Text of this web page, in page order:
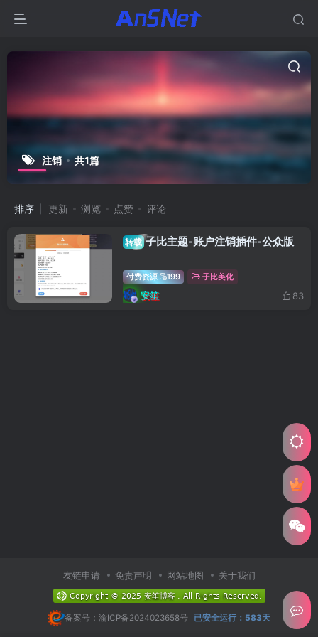
注销 共1篇
排序 更新 浏览 点赞 评论
转载 子比主题-账户注销插件-公众版
付费资源 199 子比美化
安笙 83
友链申请 免责声明 网站地图 关于我们
备案号：渝ICP备2024023658号 已安全运行：583天